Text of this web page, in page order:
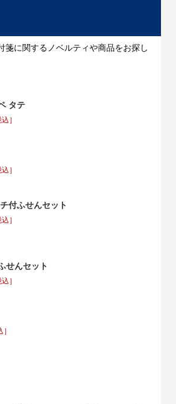
に関するノベルティや商品をお探し
タテ
込］
込］
付ふせんセット
込］
せんセット
込］